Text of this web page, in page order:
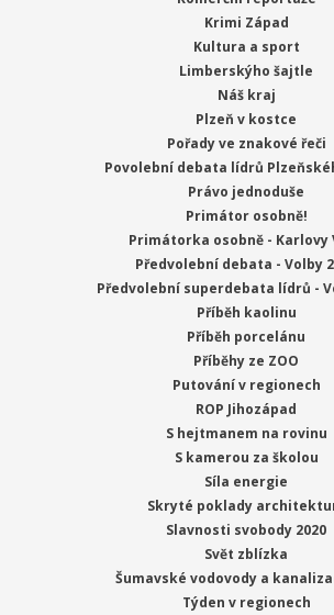
Krimi Západ
Kultura a sport
Limberskýho šajtle
Náš kraj
Plzeň v kostce
Pořady ve znakové řeči
Povolební debata lídrů
Právo jednoduše
Primátor osobně!
Primátorka osobně - Karlovy
Předvolební debata - Volby
Předvolební superdebata lídrů -
Příběh kaolinu
Příběh porcelánu
Příběhy ze ZOO
Putování v regionech
ROP Jihozápad
S hejtmanem na rovinu
S kamerou za školou
Síla energie
Skryté poklady
Slavnosti svobody 2020
Svět zblízka
Šumavské vodovody a
Týden v regionech